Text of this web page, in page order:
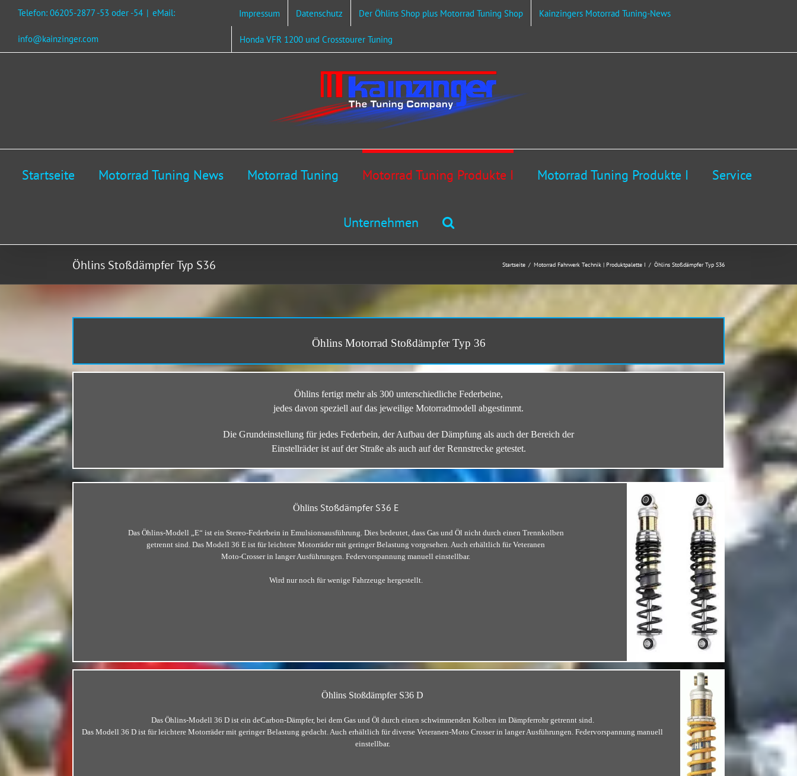
Telefon: 06205-2877 -53 oder -54 | eMail:
info@kainzinger.com
Impressum Datenschutz Der Öhlins Shop plus Motorrad Tuning Shop Kainzingers Motorrad Tuning-News
Honda VFR 1200 und Crosstourer Tuning
Startseite Motorrad Tuning News Motorrad Tuning Motorrad Tuning Produkte I Motorrad Tuning Produkte I Service
Unternehmen
Öhlins Stoßdämpfer Typ S36 Startseite Motorrad Fahrwerk Technik | Produktpalette I Öhlins Stoßdämpfer Typ S36
Öhlins Motorrad Stoßdämpfer Typ 36
Öhlins fertigt mehr als 300 unterschiedliche Federbeine,
jedes davon speziell auf das jeweilige Motorradmodell abgestimmt.
Die Grundeinstellung für jedes Federbein, der Aufbau der Dämpfung als auch der Bereich der
Einstellräderist auf der Straße als auch auf der Rennstrecke getestet.
Öhlins Stoßdämpfer S36 E
Das Öhlins-Modell „E“ ist ein Stereo-Federbein in Emulsionsausführung. Dies bedeutet, dass Gas und Öl nicht durch einen Trennkolben
getrennt sind. Das Modell 36 E ist für leichtere Motorräder mit geringer Belastung vorgesehen. Auch erhältlich für Veteranen
Moto-Crosser in langer Ausführungen. Federvorspannung manuell einstellbar.
Wird nur noch für wenige Fahrzeuge hergestellt.
Öhlins Stoßdämpfer S36 D
Das Öhlins-Modell 36 D ist ein deCarbon-Dämpfer, bei dem Gas und Öl durch einen schwimmenden Kolben im Dämpferrohr getrennt sind.
Das Modell 36 D ist für leichtere Motorräder mit geringer Belastung gedacht. Auch erhältlich für diverse Veteranen-Moto Crosser in langer Ausführungen. Federvorspannung manuell
einstellbar.